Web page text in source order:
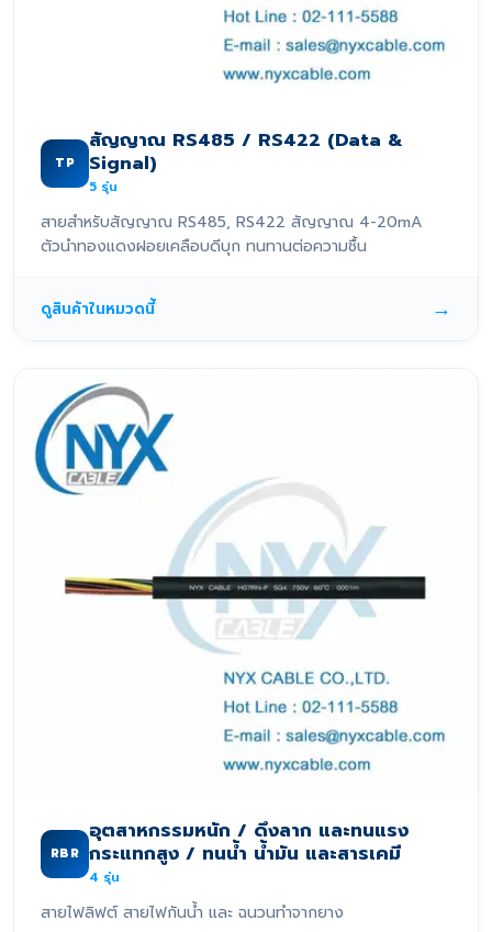
TP
สัญญาณ RS485 / RS422 (Data &
Signal)
5 รุ่น
สายสำหรับสัญญาณ RS485, RS422 สัญญาณ 4-20mA
ตัวนำทองแดงฝอยเคลือบดีบุก ทนทานต่อความชื้น
ดูสินค้าในหมวดนี้ →
RBR
อุตสาหกรรมหนัก / ดึงลาก และทนแรง
กระแทกสูง / ทนน้ำ น้ำมัน และสารเคมี
4 รุ่น
สายไฟลิฟต์ สายไฟกันน้ำ และ ฉนวนทำจากยาง